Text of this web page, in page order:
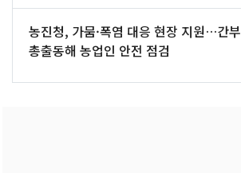
농진청, 가뭄·폭염 대응 현장 지원…간부
총출동해 농업인 안전 점검